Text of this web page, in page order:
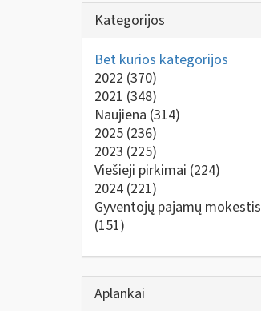
Kategorijos
Bet kurios kategorijos
2022 (370)
2021 (348)
Naujiena (314)
2025 (236)
2023 (225)
Viešieji pirkimai (224)
2024 (221)
Gyventojų pajamų mokestis
(151)
Aplankai